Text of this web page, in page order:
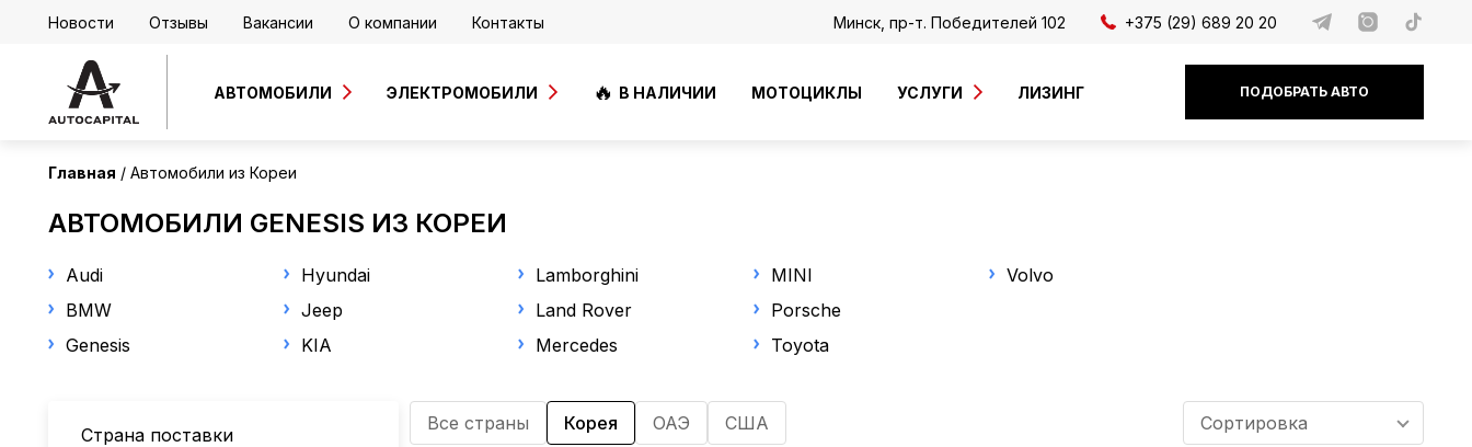
Новости Отзывы Вакансии О компании Контакты Минск, пр-т. Победителей 102 +375 (29) 689 20 20
АВТОМОБИЛИ ЭЛЕКТРОМОБИЛИ В НАЛИЧИИ МОТОЦИКЛЫ УСЛУГИ ЛИЗИНГ ПОДОБРАТЬ АВТО
Главная Автомобили из Кореи
АВТОМОБИЛИ GENESIS ИЗ КОРЕИ
Audi
BMW
Genesis
Hyundai
Jeep
KIA
Lamborghini
Land Rover
Mercedes
MINI
Porsche
Toyota
Volvo
Страна поставки
Все страны Корея ОАЭ США Сортировка